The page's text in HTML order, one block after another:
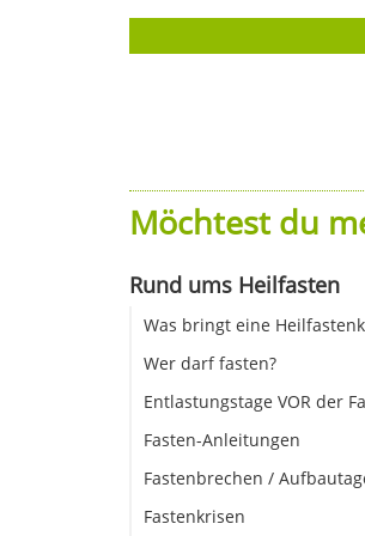
Möchtest du
Rund ums Heilfasten
Was bringt eine
Wer darf fasten?
Entlastungstage VOR der
Fasten-Anleitungen
Fastenbrechen /
Fastenkrisen